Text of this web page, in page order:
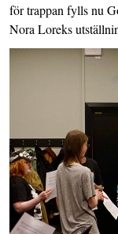
för trappan fylls nu
Nora Loreks